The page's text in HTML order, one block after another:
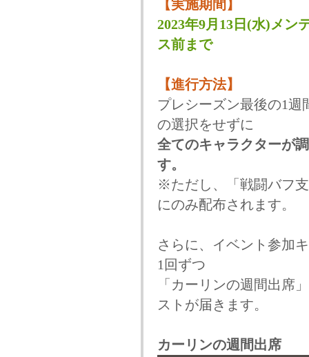
【実施期間】
2023年9月13日(水)メン
ス前まで
【進行方法】
プレシーズン最後の1週
の選択をせずに
全てのキャラクターが
す。
※ただし、「戦闘バフ
にのみ配布されます。
さらに、イベント参加
1回ずつ
「カーリンの週間出席
ストが届きます。
カーリンの週間出席